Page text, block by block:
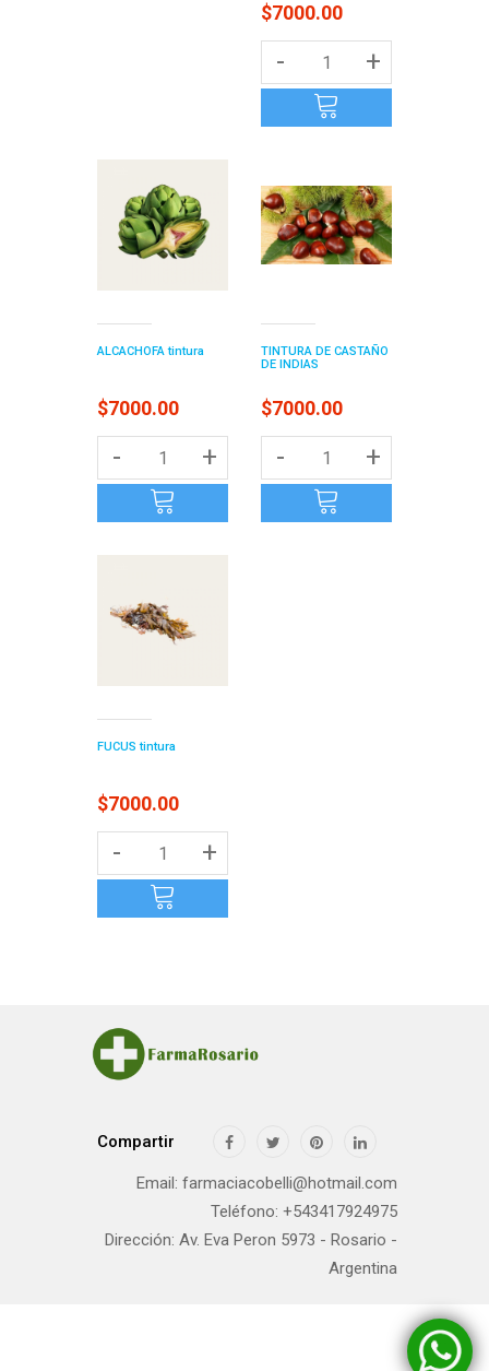
$7000.00
- +
ALCACHOFA tintura
$7000.00
- +
TINTURA DE CASTAÑO
DE INDIAS
$7000.00
- +
FUCUS tintura
$7000.00
- +
Compartir
Email: farmaciacobelli@hotmail.com
Teléfono: +543417924975
Dirección: Av. Eva Peron 5973 - Rosario -
Argentina